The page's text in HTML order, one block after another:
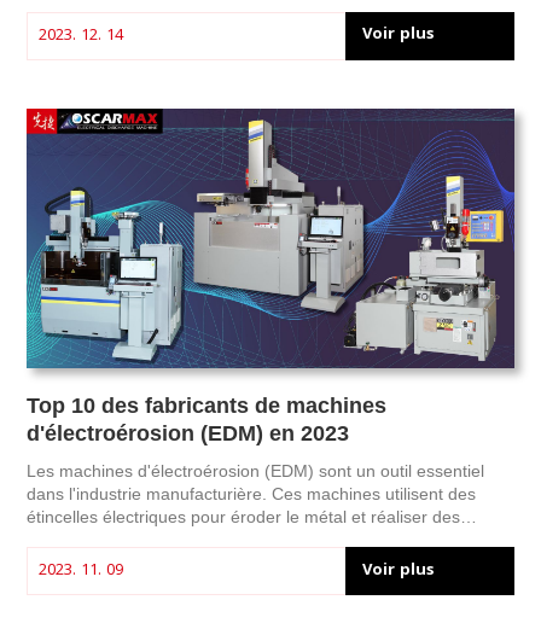
physicien soviétique B.R. Lazarenko en 1943, l'EDM par
technologie EDM par enfonçage, ses principes, ses applications
et ses avantages.
2023. 12. 14 Voir plus
Top 10 des fabricants de machines
d'électroérosion (EDM) en 2023
Les machines d'électroérosion (EDM) sont un outil essentiel
dans l'industrie manufacturière. Ces machines utilisent des
étincelles électriques pour éroder le métal et réaliser des
croissante d'EDM, de nombreux fabricants proposent une large
2023. 11. 09 Voir plus